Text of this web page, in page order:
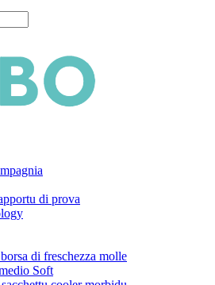
di prova
di freschezza molle
Soft